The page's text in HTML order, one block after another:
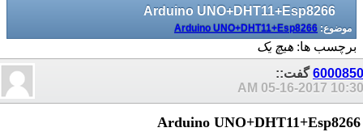
Arduino UNO+DHT11+Esp8266
موضوع: Arduino UNO+DHT11+Esp8266
برچسب ها: هیچ یک
6000850گفت::
05-16-2017 10:30 AM
Arduino UNO+DHT11+Esp8266